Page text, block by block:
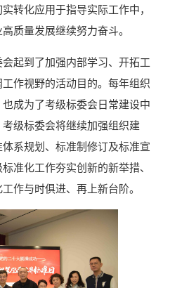
转化应用于指导实际工作中，
质量发展继续努力奋斗。
起到了加强内部学习、开拓工
作视野的活动目的。每年组织
成为了考级标委会日常建设中
级标委会将继续加强组织建
系规划、标准制修订及标准宣
准化工作夯实创新的新举措、
作与时俱进、再上新台阶。